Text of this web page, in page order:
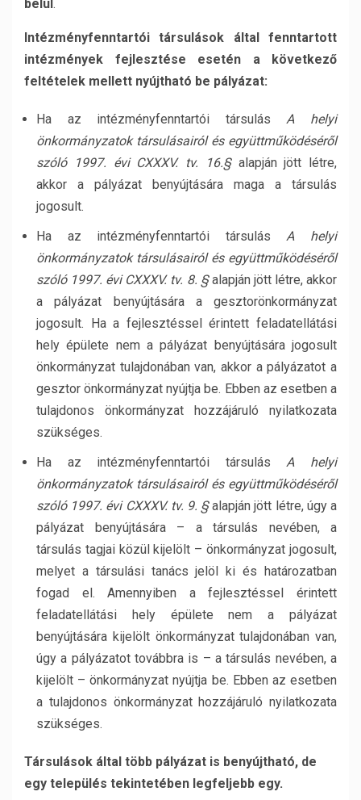
belül .
Intézményfenntartói társulások által fenntartott
intézmények fejlesztése esetén a következő
feltételek mellett nyújtható be pályázat:
Ha az intézményfenntartói társulásA helyi
önkormányzatok társulásairól és együttműködéséről
szóló 1997. évi CXXXV. tv. 16.§alapján jött létre,
akkor a pályázat benyújtására maga a társulás
jogosult.
Ha az intézményfenntartói társulásA helyi
önkormányzatok társulásairól és együttműködéséről
szóló 1997. évi CXXXV. tv. 8. §alapján jött létre, akkor
a pályázat benyújtására a gesztorönkormányzat
jogosult. Ha a fejlesztéssel érintett feladatellátási
hely épülete nem a pályázat benyújtására jogosult
önkormányzat tulajdonában van, akkor a pályázatot a
gesztor önkormányzat nyújtja be. Ebben az esetben a
tulajdonos önkormányzat hozzájáruló nyilatkozata
szükséges.
Ha az intézményfenntartói társulásA helyi
önkormányzatok társulásairól és együttműködéséről
szóló 1997. évi CXXXV. tv. 9. §alapján jött létre, úgy a
pályázat benyújtására – a társulás nevében, a
társulás tagjai közül kijelölt – önkormányzat jogosult,
melyet a társulási tanács jelöl ki és határozatban
fogad el. Amennyiben a fejlesztéssel érintett
feladatellátási hely épülete nem a pályázat
benyújtására kijelölt önkormányzat tulajdonában van,
úgy a pályázatot továbbra is – a társulás nevében, a
kijelölt – önkormányzat nyújtja be. Ebben az esetben
a tulajdonos önkormányzat hozzájáruló nyilatkozata
szükséges.
Társulások által több pályázat is benyújtható, de
egy település tekintetében legfeljebb egy.